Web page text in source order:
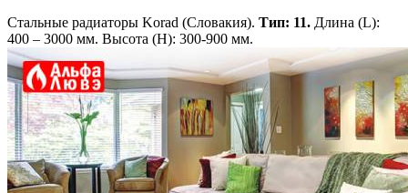
Стальные радиаторы Korad (Словакия). Тип: 11. Длина (L):
400 – 3000 мм. Высота (H): 300-900 мм.